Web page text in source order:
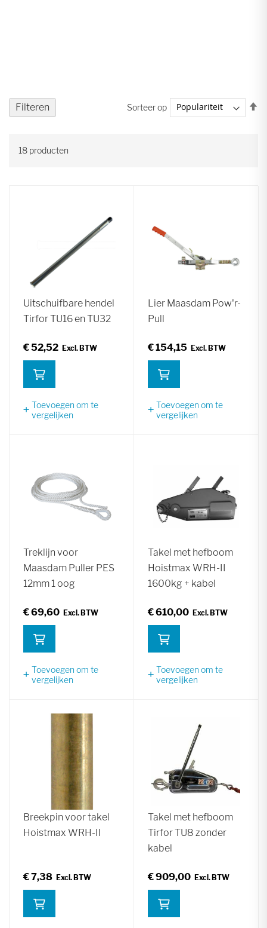
18 producten
Sorteer op
Uitschuifbare hendel
Tirfor TU16 en TU32
€ 52,52
Toevoegen om te
vergelijken
Lier Maasdam Pow'r-
Pull
€ 154,15
Toevoegen om te
vergelijken
Treklijn voor
Maasdam Puller PES
12mm 1 oog
€ 69,60
Toevoegen om te
vergelijken
Takel met hefboom
Hoistmax WRH-II
1600kg + kabel
€ 610,00
Toevoegen om te
vergelijken
Breekpin voor takel
Hoistmax WRH-II
€ 7,38
Takel met hefboom
Tirfor TU8 zonder
kabel
€ 909,00
Filteren